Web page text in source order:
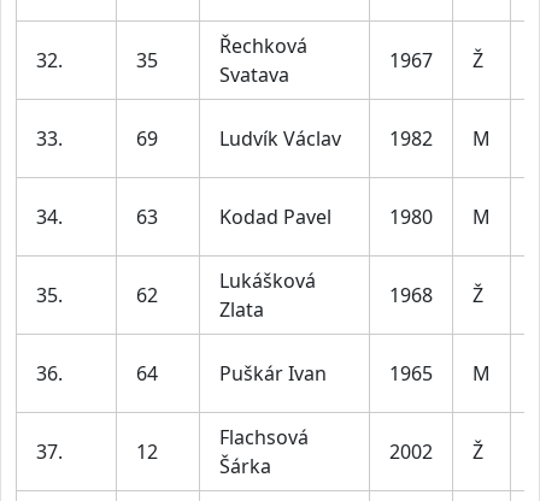
32. 35
Řechková
Svatava
1967 Ž
33. 69 Ludvík Václav 1982 M
34. 63 Kodad Pavel 1980 M
35. 62
Lukášková
Zlata
1968 Ž
36. 64 Puškár Ivan 1965 M
37. 12
Flachsová
Šárka
2002 Ž